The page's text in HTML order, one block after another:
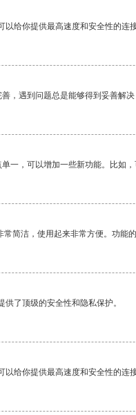
以给你提供最高速度和安全性的连
，遇到问题总是能够得到妥善解决
一，可以增加一些新功能。比如
简洁，使用起来非常方便。功能
了顶级的安全性和隐私保护。
给你提供最高速度和安全性的连接